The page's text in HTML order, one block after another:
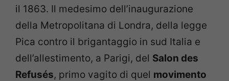
il 1863. Il medesimo dell’inaugurazione
della Metropolitana di Londra, della legge
Pica contro il brigantaggio in sud Italia e
dell’allestimento, a Parigi, del Salon des
Refusés, primo vagito di quel movimento